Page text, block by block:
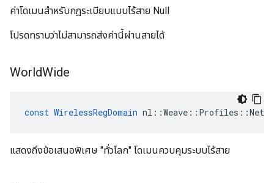
ค่าโดเมนสำหรับกฎระเบียบแบบไร้สาย Null
โปรดทราบว่าไม่สามารถส่งค่านี้ผ่านสายได้
WorldWide
const WirelessRegDomain nl ::Weave :: Profiles ::
แสดงถึงข้อเสนอพิเศษ "ทั่วโลก" โดเมนควบคุมระบบไร้สาย